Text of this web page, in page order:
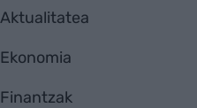
Aktualitatea
Ekonomia
Finantzak